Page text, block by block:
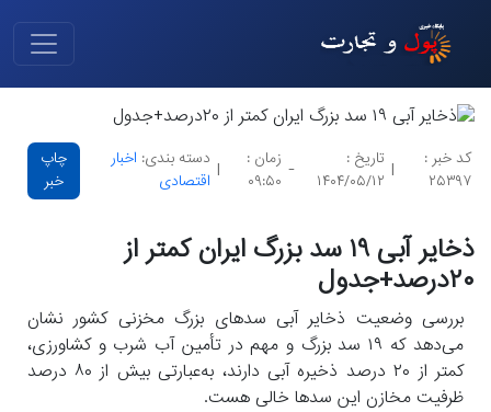
کد خبر :
۲۵۳۹۷
|
تاریخ :
۱۴۰۴/۰۵/۱۲
-
زمان :
۰۹:۵۰
|
دسته بندی: اخبار
اقتصادی
چاپ
خبر
ذخایر آبی ۱۹ سد بزرگ ایران کمتر از
۲۰درصد+جدول
بررسی وضعیت ذخایر آبی سدهای بزرگ مخزنی کشور نشان
می‌دهد که ۱۹ سد بزرگ و مهم در تأمین آب شرب و کشاورزی،
کمتر از ۲۰ درصد ذخیره آبی دارند، به‌عبارتی بیش از ۸۰ درصد
ظرفیت مخازن این سدها خالی هست.